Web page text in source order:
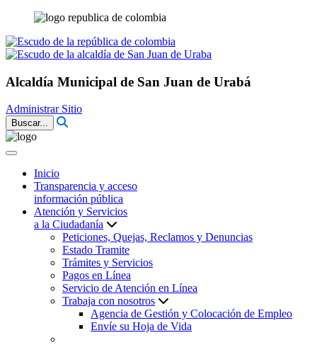
Alcaldía Municipal de San Juan de Urabá
Administrar Sitio
Buscar...
Inicio
Transparencia y acceso
información pública
Atención y Servicios
a la Ciudadanía
Peticiones, Quejas, Reclamos y Denuncias
Estado Tramite
Trámites y Servicios
Pagos en Línea
Servicio de Atención en Línea
Trabaja con nosotros
Agencia de Gestión y Colocación de Empleo
Envíe su Hoja de Vida